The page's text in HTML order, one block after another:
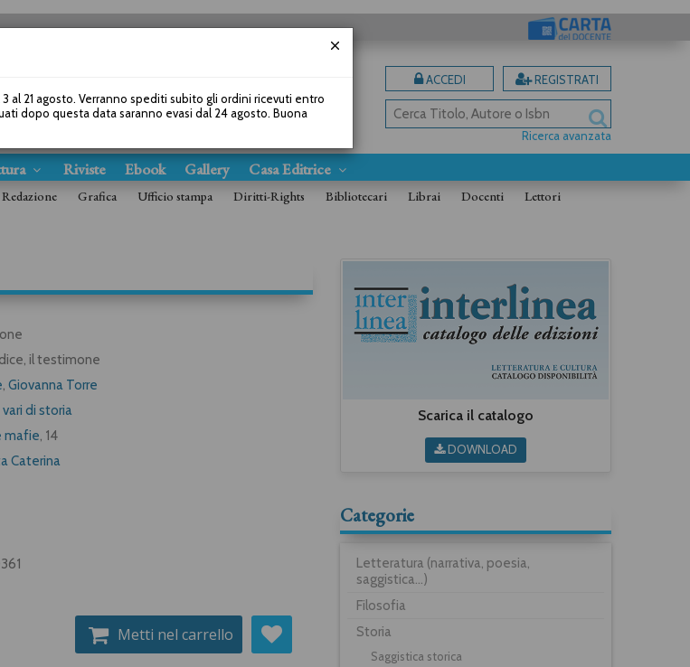
ACCEDI REGISTRATI
Ricerca avanzata
Riviste Ebook Gallery Casa Editrice
Redazione Grafica Ufficio stampa Diritti-Rights Bibliotecari Librai Docenti Lettori
il testimone
,Giovanna Torre
di storia
mafie, 14
Caterina
Metti nel carrello
Scarica il catalogo
DOWNLOAD
Categorie
Letteratura (narrativa, poesia,
saggistica...)
Filosofia
Storia
Saggistica storica
3 al 21 agosto. Verranno spediti subito gli ordini ricevuti entro
dopo questa data saranno evasi dal 24 agosto. Buona